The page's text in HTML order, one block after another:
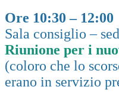
Ore 10:30 – 12:00
Sala consiglio –
Riunione per i
(coloro che lo
erano in servizio